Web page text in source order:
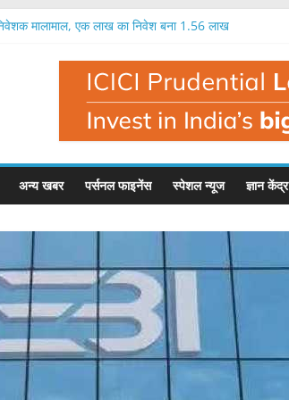
मालामाल, एक लाख का निवेश बना 1.56 लाख
का आईपीओ आज से, इतना मिल सकता है फायदा
तक मुनाफा, नतीजों के बाद यह है इसका भाव
लाख रुपये का निवेश बन सकता है 1.35 लाख रुपये
अन्य खबर पर्सनल फाइनेंस स्पेशल न्यूज ज्ञान केंद्र